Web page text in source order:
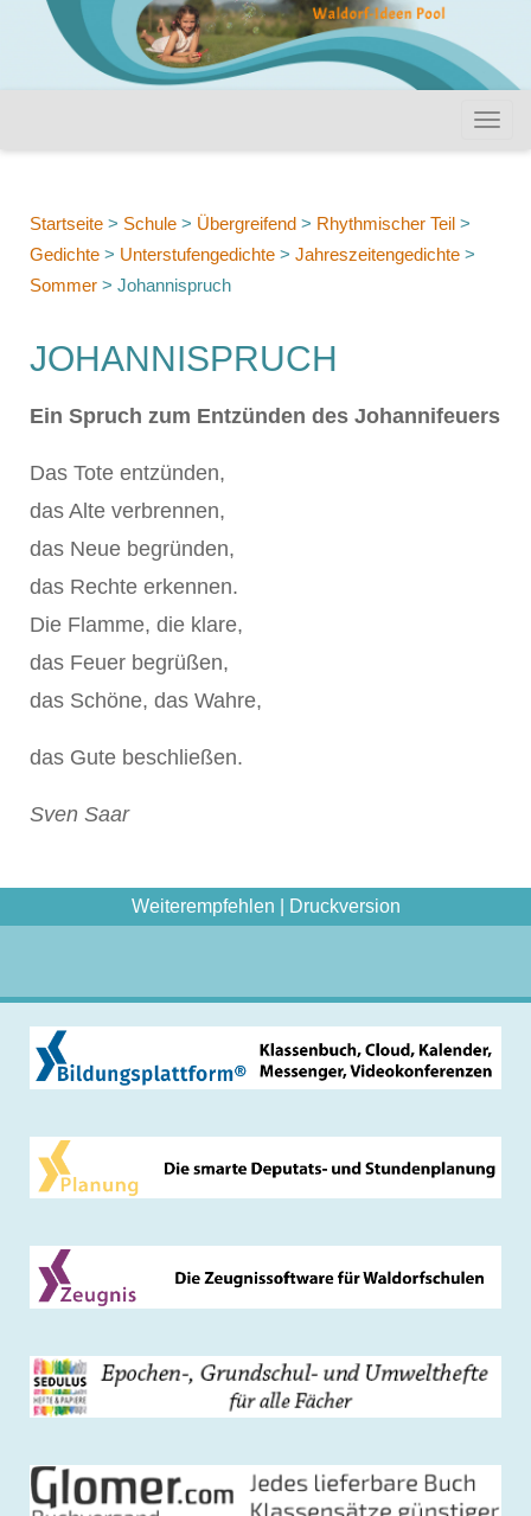
Startseite > Schule > Übergreifend > Rhythmischer Teil >
Gedichte > Unterstufengedichte > Jahreszeitengedichte >
Sommer > Johannispruch
JOHANNISPRUCH
Ein Spruch zum Entzünden des Johannifeuers
Das Tote entzünden,
das Alte verbrennen,
das Neue begründen,
das Rechte erkennen.
Die Flamme, die klare,
das Feuer begrüßen,
das Schöne, das Wahre,
das Gute beschließen.
Sven Saar
Weiterempfehlen Druckversion